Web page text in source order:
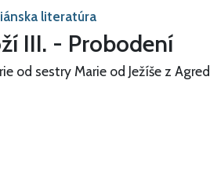
literatúra
III. - Probodení
od sestry Marie od Ježíše z